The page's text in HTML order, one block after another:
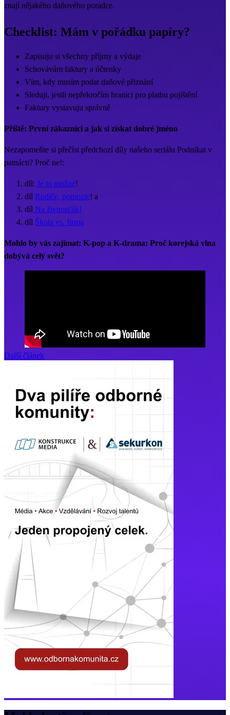
znají nějakého daňového poradce.
Checklist: Mám v pořádku papíry?
Zapisuju si všechny příjmy a výdaje
Schovávám faktury a účtenky
Vím, kdy musím podat daňové přiznání
Sleduji, jestli nepřekročím hranici pro platbu pojištění
Faktury vystavuju správně
Příště: První zákazníci a jak si získat dobré jméno
Nezapomeňte si přečíst předchozí díly našeho seriálu Podnikat v
patnácti? Proč ne!:
díl: Je to možné!
díl Rodiče, pomozte! a
díl Na živnosťák!
díl Škola vs. firma
Mohlo by vás zajímat: K-pop a K-drama: Proč korejská vlna
dobývá celý svět?
Další článek